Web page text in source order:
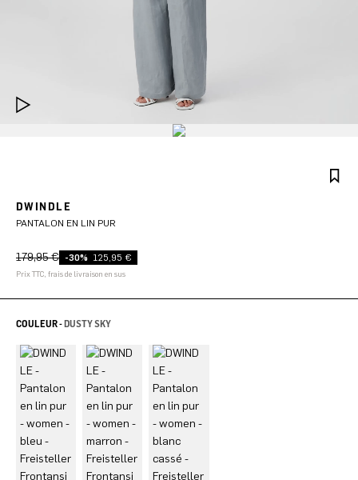
DWINDLE
PANTALON EN LIN PUR
179,95 € -30% 125,95 €
Prix TTC, frais de livraison en sus
COULEUR -DUSTY SKY